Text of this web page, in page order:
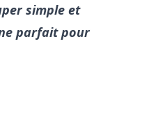
simple et
parfait pour